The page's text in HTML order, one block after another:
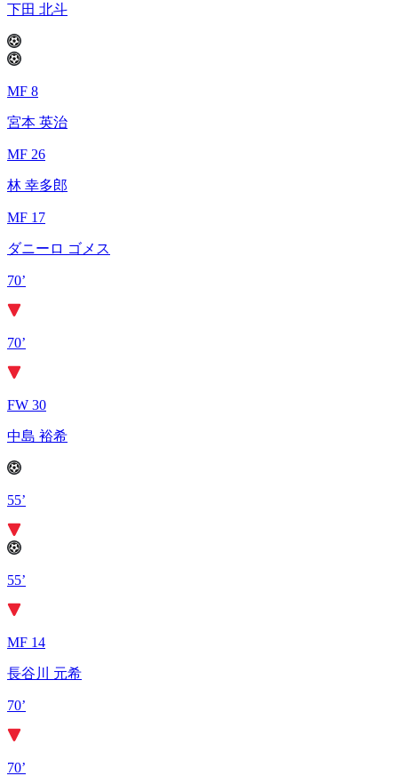
下田 北斗
MF 8
宮本 英治
MF 26
林 幸多郎
MF 17
ダニーロ ゴメス
70’
70’
FW 30
中島 裕希
55’
55’
MF 14
長谷川 元希
70’
70’